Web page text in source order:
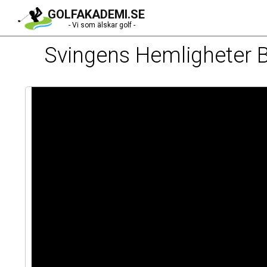
GOLFAKADEMI.SE
- Vi som älskar golf -
Svingens Hemligheter